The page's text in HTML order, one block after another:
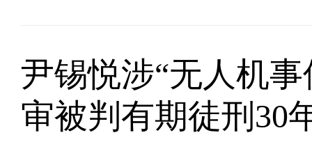
尹锡悦涉“无人机
审被判有期徒刑30